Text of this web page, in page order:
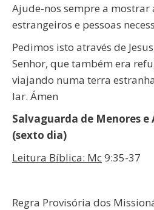
Ajude-nos sempre a mostrar
estrangeiros e pessoas
Pedimos isto através de
Senhor, que também era
viajando numa terra
lar. Ámen
Salvaguarda de Menores
(sexto dia)
Leitura Bíblica: Mc9:35-37
Regra Provisória dos